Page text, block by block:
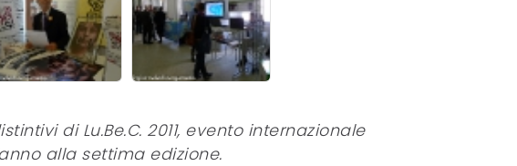
di Lu.Be.C. 2011, evento internazionale
alla settima edizione.